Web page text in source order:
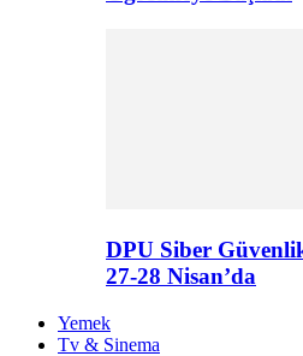
DPU Siber
27-28 Nisan’da
Yemek
Tv & Sinema